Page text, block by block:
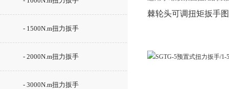
- 1500N.m扭力扳手
- 2000N.m扭力扳手
- 3000N.m扭力扳手
棘轮头可调扭矩扳手